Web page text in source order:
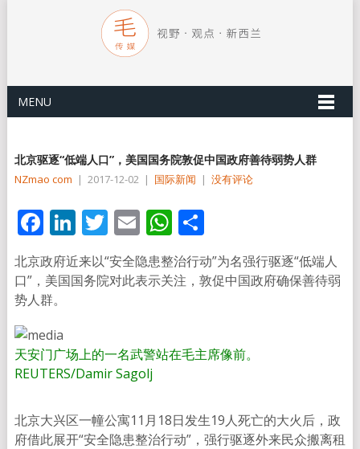
MENU
北京驱逐“低端人口”，美国国务院敦促中国政府善待弱势人群
NZmao com | 2017-12-02 | 国际新闻 | 没有评论
Facebook
LinkedIn
Twitter
EmailWhatsApp
分
享
北京政府近来以“安全隐患整治行动”为名强行驱逐“低端人
口”，美国国务院对此表示关注，敦促中国政府确保善待弱
势人群。
天安门广场上的一名武警站在毛主席像前。
REUTERS/Damir Sagolj
北京大兴区一幢公寓11月18日发生19人死亡的大火后，政
府借此展开“安全隐患整治行动”，强行驱逐外来民众搬离租